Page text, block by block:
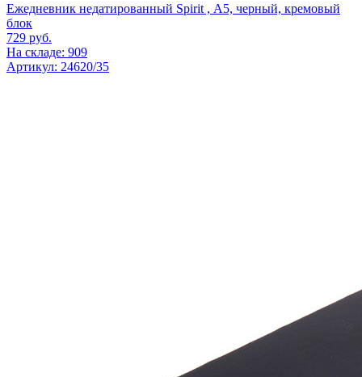
Ежедневник недатированный Spirit , А5, черный, кремовый
блок
729 руб.
На складе: 909
Артикул: 24620/35